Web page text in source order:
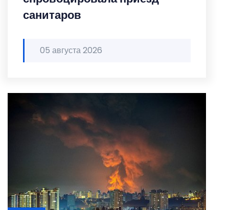
санитаров
05 августа 2026